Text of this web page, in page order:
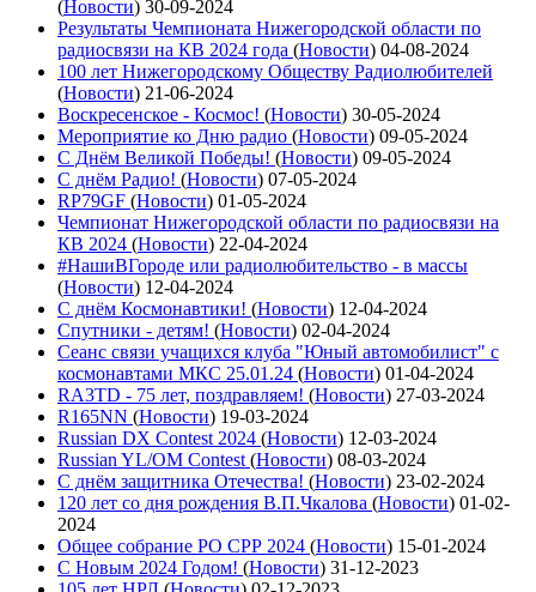
(Новости) 30-09-2024
Результаты Чемпионата Нижегородской области по
радиосвязи на КВ 2024 года (Новости) 04-08-2024
100 лет Нижегородскому Обществу Радиолюбителей
(Новости) 21-06-2024
Воскресенское - Космос! (Новости) 30-05-2024
Мероприятие ко Дню радио (Новости) 09-05-2024
С Днём Великой Победы! (Новости) 09-05-2024
С днём Радио! (Новости) 07-05-2024
RP79GF (Новости) 01-05-2024
Чемпионат Нижегородской области по радиосвязи на
КВ 2024 (Новости) 22-04-2024
#НашиВГороде или радиолюбительство - в массы
(Новости) 12-04-2024
С днём Космонавтики! (Новости) 12-04-2024
Спутники - детям! (Новости) 02-04-2024
Сеанс связи учащихся клуба "Юный автомобилист" с
космонавтами МКС 25.01.24 (Новости) 01-04-2024
RA3TD - 75 лет, поздравляем! (Новости) 27-03-2024
R165NN (Новости) 19-03-2024
Russian DX Contest 2024 (Новости) 12-03-2024
Russian YL/OM Contest (Новости) 08-03-2024
С днём защитника Отечества! (Новости) 23-02-2024
120 лет со дня рождения В.П.Чкалова (Новости) 01-02-
2024
Общее собрание РО СРР 2024 (Новости) 15-01-2024
С Новым 2024 Годом! (Новости) 31-12-2023